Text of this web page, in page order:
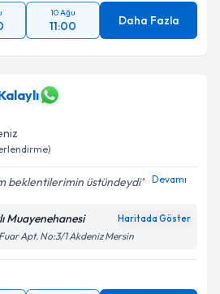
10 Ağu
11:00 Daha Fazla
beklentilerimin üstündeydi Devamı
Muayenehanesi Haritada Göster
Apt. No:3/1 Akdeniz Mersin